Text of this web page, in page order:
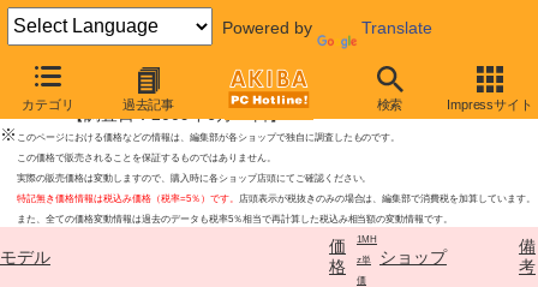
Powered by Translate
カテゴリ 過去記事 検索 Impressサイト
AMD Phenom CPU最安値上位ショップ
【調査日：2009年6月26日】
※ このページにおける価格などの情報は、編集部が各ショップで独自に調査したものです。
この価格で販売されることを保証するものではありません。
実際の販売価格は変動しますので、購入時に各ショップ店頭にてご確認ください。
特記無き価格情報は税込み価格（税率=5％）です。
店頭表示が税抜きのみの場合は、編集部で消費税を加算しています。
また、全ての価格変動情報は過去のデータも税率5％相当で再計算した税込み相当額の変動情報です。
モデル
価
格
1MH
z単
価
ショップ
備
考